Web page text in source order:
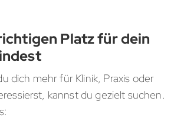
Platz für dein
dich mehr für Klinik, Praxis oder
kannst du gezielt suchen.